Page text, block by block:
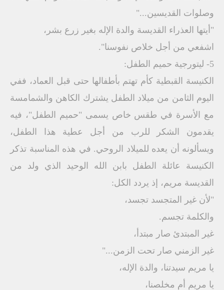
وصلوات القديسين..."
"أيتها العذراء القديسة والدة الإله بغير زرع بشر،
اشفعي من أجل خلاص نفوسنا".
5- ليتورجية حميم الطفل:
الكنيسة القبطية كأم تهتم بأطفالها حتى قبل العماد، ففي
اليوم الثامن من ميلاد الطفل يشترك الكاهن والشمامسة
مع الأسرة في طقس خاص يسمى "حميم الطفل"، فيه
يقدمون الشكر للرب من أجل عطية هذا الطفل،
ويسألونه أن يعده للميلاد الروحي. في هذه المناسبة تذكر
الكنيسة عائلة الطفل بابن الله الوحيد الذي ولد من
القديسة مريم، إذ يردد الكل:
"لأن غير المتجسد تجسد،
والكلمة تجسم.
غير المبتدئ صار مبتدأ،
غير الزمني صار تحت الزمن..."
يا مريم سيدتنا، والدة الإله،
يا مريم أم مخلصنا،